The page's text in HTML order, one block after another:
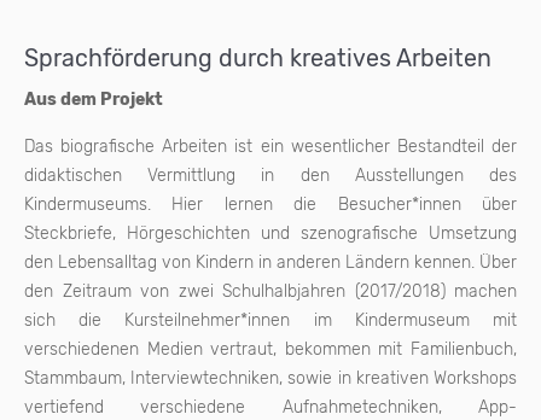
Sprachförderung durch kreatives Arbeiten
Aus dem Projekt
Das biografische Arbeiten ist ein wesentlicher Bestandteil der
didaktischen Vermittlung in den Ausstellungen des
Kindermuseums. Hier lernen die Besucher*innen über
Steckbriefe, Hörgeschichten und szenografische Umsetzung
den Lebensalltag von Kindern in anderen Ländern kennen. Über
den Zeitraum von zwei Schulhalbjahren (2017/2018) machen
sich die Kursteilnehmer*innen im Kindermuseum mit
verschiedenen Medien vertraut, bekommen mit Familienbuch,
Stammbaum, Interviewtechniken, sowie in kreativen Workshops
vertiefend verschiedene Aufnahmetechniken, App-